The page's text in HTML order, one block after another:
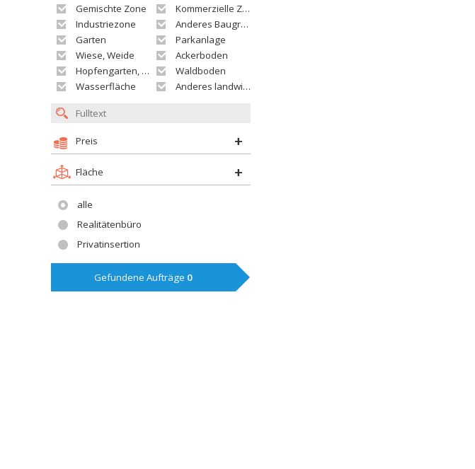
Gemischte Zone
Kommerzielle Zone
Industriezone
Anderes Baugrundstück
Garten
Parkanlage
Wiese, Weide
Ackerboden
Hopfengarten, Weingarten
Waldboden
Wasserfläche
Anderes landwirtschaftliches Grundstück
Preis
Fläche
alle
Realitätenbüro
Privatinsertion
Gefundene Aufträge 0